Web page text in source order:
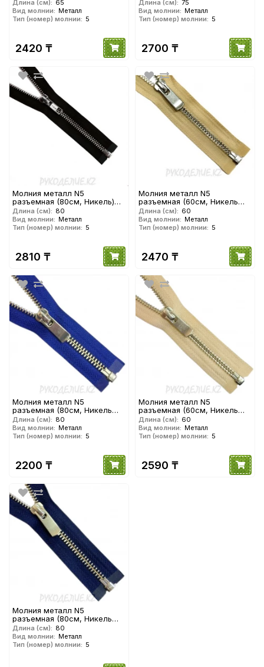
Длина (см): 65
Вид молнии: Металл
Тип (номер) молнии: 5
2420 ₸
Длина (см): 75
Вид молнии: Металл
Тип (номер) молнии: 5
2700 ₸
Молния металл N5
разъемная (80см, Никель)
YKK
Длина (см): 80
Вид молнии: Металл
Тип (номер) молнии: 5
2810 ₸
Молния металл N5
разъемная (60см, Никель
глянец) YKK
Длина (см): 60
Вид молнии: Металл
Тип (номер) молнии: 5
2470 ₸
Молния металл N5
разъемная (80см, Никель
глянец) YKK
Длина (см): 80
Вид молнии: Металл
Тип (номер) молнии: 5
2200 ₸
Молния металл N5
разъемная (60см, Никель
матовый) YKK
Длина (см): 60
Вид молнии: Металл
Тип (номер) молнии: 5
2590 ₸
Молния металл N5
разъемная (80см, Никель
матовый) YKK
Длина (см): 80
Вид молнии: Металл
Тип (номер) молнии: 5